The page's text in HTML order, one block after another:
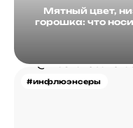
Мятный цвет,
горошка: что
#инфлюэнсеры